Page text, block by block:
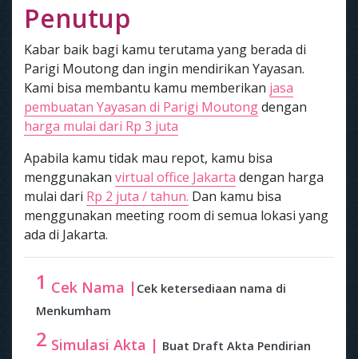
Penutup
Kabar baik bagi kamu terutama yang berada di
Parigi Moutong dan ingin mendirikan Yayasan.
Kami bisa membantu kamu memberikan jasa
pembuatan Yayasan di Parigi Moutongdengan
harga mulai dari Rp 3 juta
Apabila kamu tidak mau repot, kamu bisa
menggunakan virtual office Jakarta dengan harga
mulai dari Rp 2 juta / tahun. Dan kamu bisa
menggunakan meeting room di semua lokasi yang
ada di Jakarta.
1 Cek Nama | Cek ketersediaan nama di
Menkumham
2 Simulasi Akta | Buat Draft Akta Pendirian